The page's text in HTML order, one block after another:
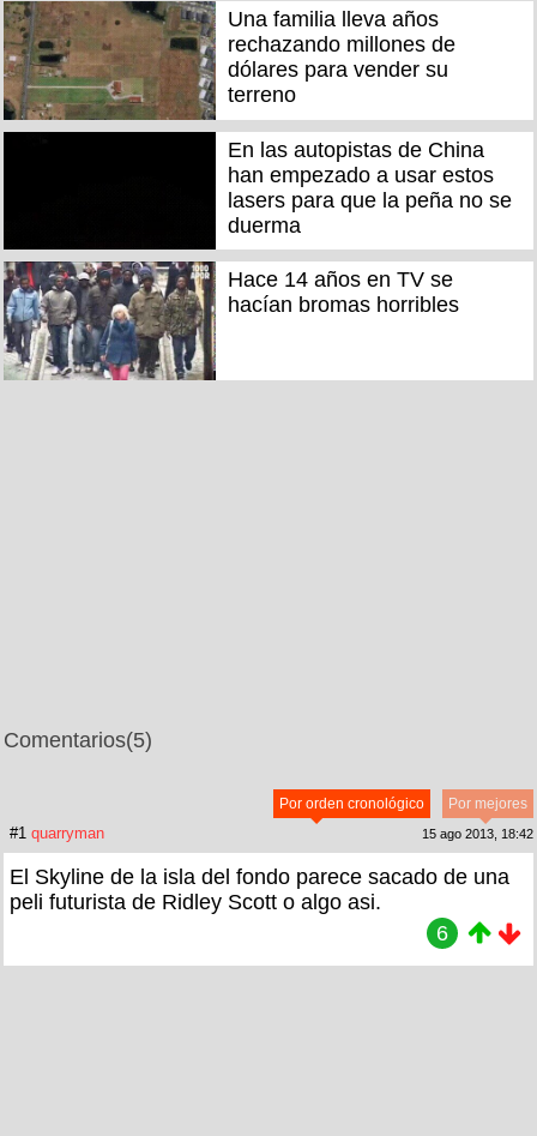
Una familia lleva años
rechazando millones de
dólares para vender su
terreno
En las autopistas de China
han empezado a usar estos
lasers para que la peña no se
duerma
Hace 14 años en TV se
hacían bromas horribles
Comentarios(5)
Por mejores
Por orden cronológico
#1 quarryman 15 ago 2013, 18:42
El Skyline de la isla del fondo parece sacado de una
peli futurista de Ridley Scott o algo asi.
6